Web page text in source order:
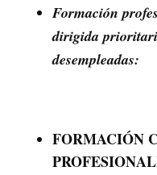
Formación
dirigida
desempleadas:
FORMACIÓN